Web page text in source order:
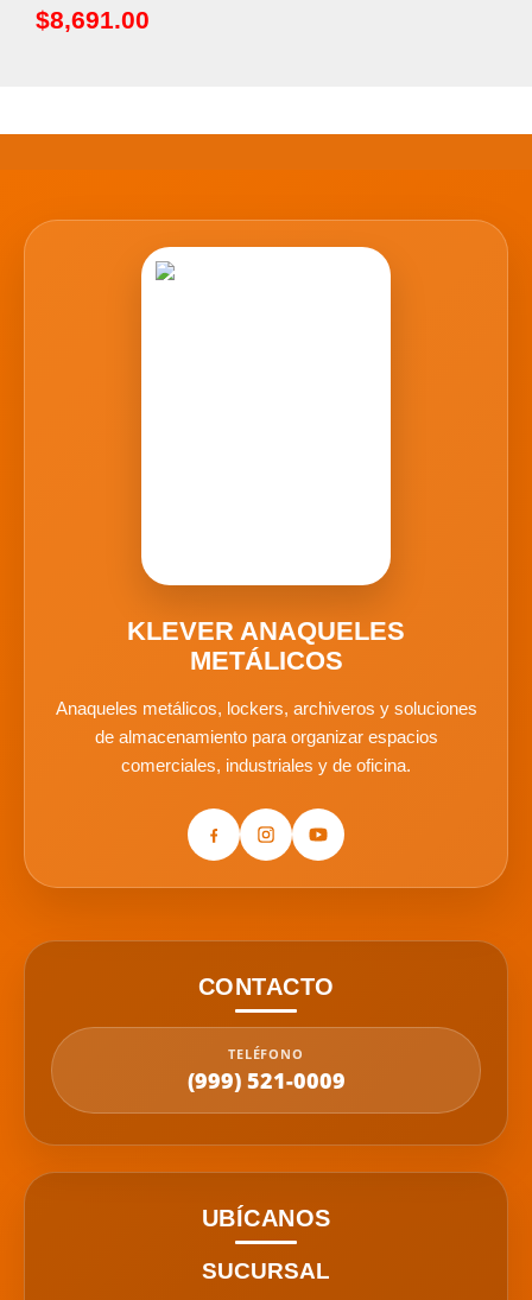
$8,691.00
KLEVER ANAQUELES
METÁLICOS
Anaqueles metálicos, lockers, archiveros y soluciones
de almacenamiento para organizar espacios
comerciales, industriales y de oficina.
CONTACTO
TELÉFONO
(999) 521-0009
UBÍCANOS
SUCURSAL